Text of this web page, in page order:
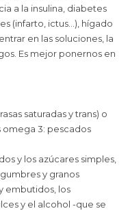
a la insulina, diabetes
(infarto, ictus…), hígado
en las soluciones, la
Es mejor ponernos en
saturadas y trans) o
omega 3: pescados
y los azúcares simples,
y granos
embutidos, los
y el alcohol -que se